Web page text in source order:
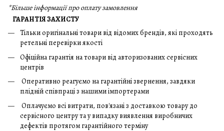
*Більше інформації про оплату замовлення
ГАРАНТІЯ ЗАХИСТУ
Тільки оригінальні товари від відомих брендів, які проходять
ретельні перевірки якості
Офіційна гарантія на товари від авторизованих сервісних
центрів
Оперативно реагуємо на гарантійні звернення, завдяки
плідній співпраці з нашими імпортерами
Оплачуємо всі витрати, пов'язані з доставкою товару до
сервісного центру та у випадку виявлення виробничих
дефектів протягом гарантійного терміну